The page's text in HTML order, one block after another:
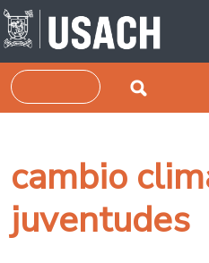
Skip to main content
Search
cambio
juventudes